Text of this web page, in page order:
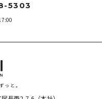
5303
っと。